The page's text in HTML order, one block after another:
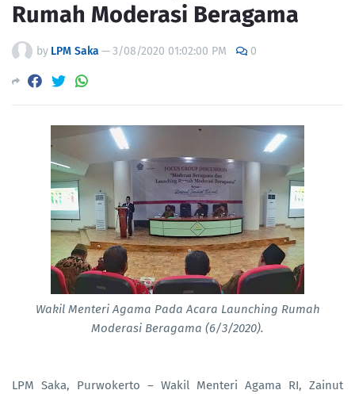
Rumah Moderasi Beragama
by LPM Saka —3/08/2020 01:02:00 PM 0
Wakil Menteri Agama Pada Acara Launching Rumah
Moderasi Beragama (6/3/2020).
LPM Saka, Purwokerto – Wakil Menteri Agama RI, Zainut